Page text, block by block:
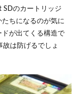
SDのカートリッジ
ちになるのが気に
が出てくる構造で
は防げるでしょ